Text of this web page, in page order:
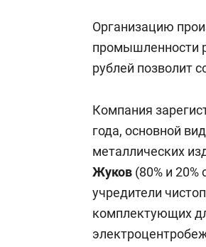
Организацию
промышленности
рублей позволит
Компания
года, основной
металлических
Жуков (80% и
учредители
комплектующих